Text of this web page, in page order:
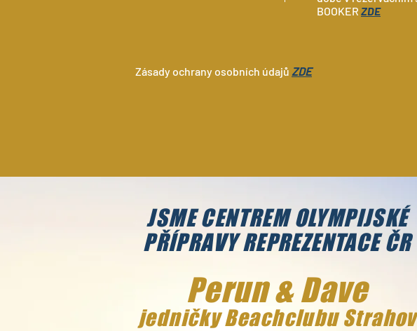
BOOKER ZDE
Zásady ochrany osobních údajů ZDE
JSME CENTREM OLYMPIJSKÉ
PŘÍPRAVY REPREZENTACE ČR
Perun & Dave
jedničky Beachclubu Strahov